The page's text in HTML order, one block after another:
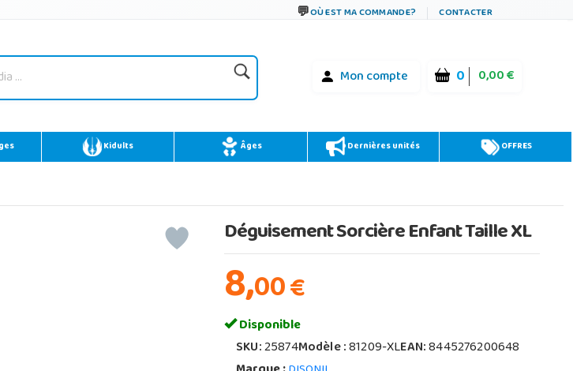
OÙ EST MA COMMANDE? CONTACTER
Mon compte 0 0,00 €
Kidults Âges Dernières unités OFFRES
Déguisement Sorcière Enfant Taille XL
8,00€
Disponible
SKU:25874Modèle :81209-XLEAN:8445276200648